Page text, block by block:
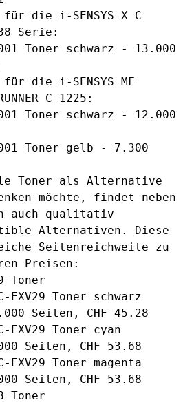
die i-SENSYS X C
Serie:
Toner schwarz - 13.000
die i-SENSYS MF
C 1225:
Toner schwarz - 12.000
Toner gelb - 7.300
Toner als Alternative
möchte, findet neben
auch qualitativ
Alternativen. Diese
Seitenreichweite zu
Preisen:
Toner
EXV29 Toner schwarz
Seiten, CHF 45.28
EXV29 Toner cyan
Seiten, CHF 53.68
EXV29 Toner magenta
Seiten, CHF 53.68
Toner